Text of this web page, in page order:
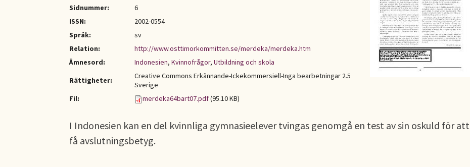
Sidnummer:
6
ISSN:
2002-0554
Språk:
sv
Relation:
http://www.osttimorkommitten.se/merdeka/merdeka.htm
Ämnesord:
Indonesien, Kvinnofrågor, Utbildning och skola
Rättigheter:
Creative Commons Erkännande-Ickekommersiell-Inga bearbetningar 2.5
Sverige
Fil:
merdeka64bart07.pdf(95.10 KB)
I Indonesien kan en del kvinnliga gymnasieelever tvingas genomgå en test av sin oskuld för att
få avslutningsbetyg.